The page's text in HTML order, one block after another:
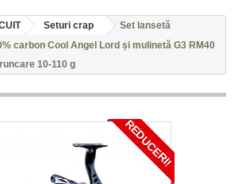
Seturi crap
Set lansetă
carbon Cool Angel Lord și mulinetă G3 RM40
10-110 g
REDUCERI!